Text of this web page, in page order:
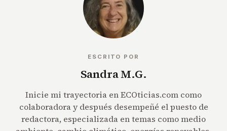
ESCRITO POR
Sandra M.G.
Inicie mi trayectoria en ECOticias.com como
colaboradora y después desempeñé el puesto de
redactora, especializada en temas como medio